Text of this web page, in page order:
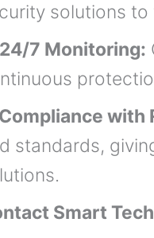
solutions
7 Monitoring:
with
standards,
Smart